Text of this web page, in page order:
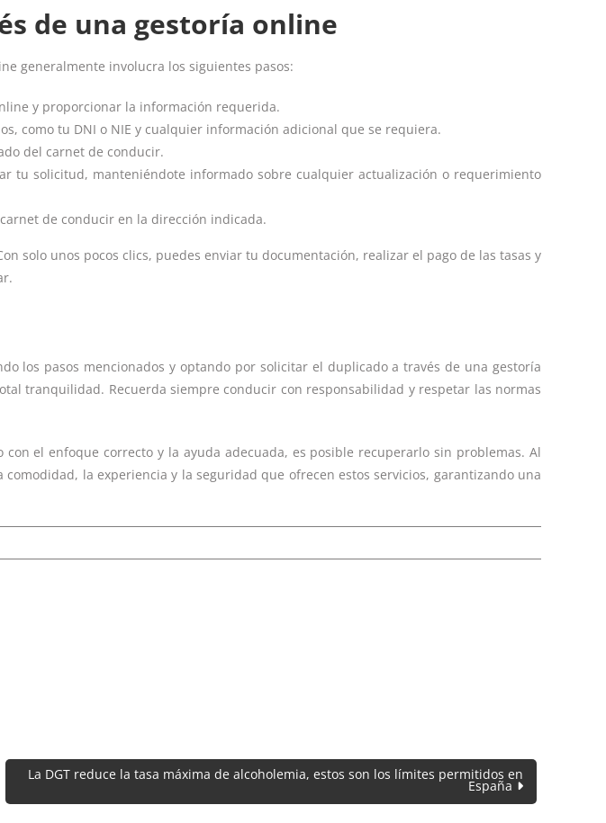
de una gestoría online
generalmente involucra los siguientes pasos:
y proporcionar la información requerida.
como tu DNI o NIE y cualquier información adicional que se requiera.
del carnet de conducir.
tu solicitud, manteniéndote informado sobre cualquier actualización o requerimiento
de conducir en la dirección indicada.
solo unos pocos clics, puedes enviar tu documentación, realizar el pago de las tasas y
los pasos mencionados y optando por solicitar el duplicado a través de una gestoría
tranquilidad. Recuerda siempre conducir con responsabilidad y respetar las normas
el enfoque correcto y la ayuda adecuada, es posible recuperarlo sin problemas. Al
la experiencia y la seguridad que ofrecen estos servicios, garantizando una
La DGT reduce la tasa máxima de alcoholemia, estos son los límites permitidos en
España